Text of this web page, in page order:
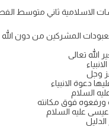
الاسلامية ثاني متوسط
المشركين من دون الله
الله تعالى
غز وجل
دعوة الانبياء
السلام
ورفعوه فوق مكانته
عليه السلام